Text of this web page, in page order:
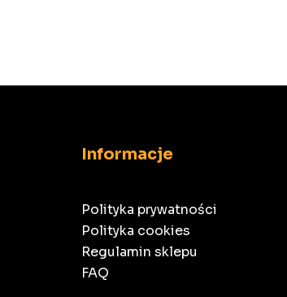
Informacje
Polityka prywatności
Polityka cookies
Regulamin sklepu
FAQ